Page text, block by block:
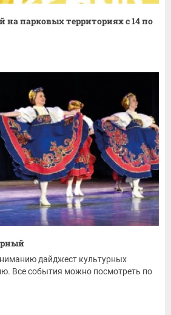
парковых территориях с 14 по
дайджест культурных
Все события можно посмотреть по